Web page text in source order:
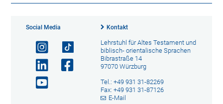
Social Media Kontakt
Lehrstuhl für Altes Testament und
biblisch- orientalische Sprachen
Bibrastraße 14
97070 Würzburg
Tel.: +49 931 31-82269
Fax: +49 931 31-87126
E-Mail